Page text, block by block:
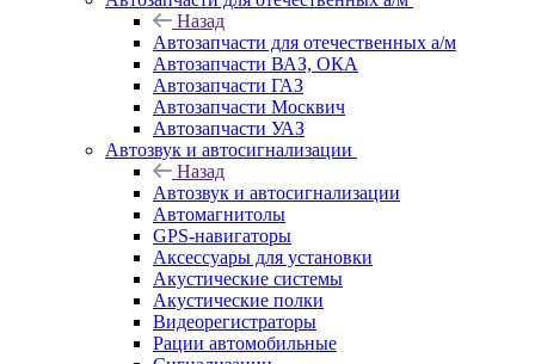
Назад
Автозапчасти для отечественных а/м
Автозапчасти ВАЗ, ОКА
Автозапчасти ГАЗ
Автозапчасти Москвич
Автозапчасти УАЗ
Автозвук и автосигнализации
Назад
Автозвук и автосигнализации
Автомагнитолы
GPS-навигаторы
Аксессуары для установки
Акустические системы
Акустические полки
Видеорегистраторы
Рации автомобильные